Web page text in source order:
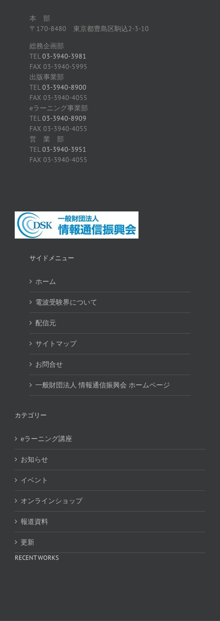
本 部
〒170-8480 東京都豊島区駒込2-3-10
総務企画部
TEL03-3940-3981
FAX 03-3940-5995
出版事業部
TEL03-3940-8900
FAX 03-3940-4055
eラーニング事業部
TEL03-3940-8909
FAX 03-3940-4055
営 業 部
TEL03-3940-3951
FAX 03-3940-4055
サイドメニュー
ホーム
電波受験界について
配信元
サイトマップ
お問合せ
一般財団法人 情報通信振興会 ホームページ
カテゴリー
eラーニング講座
お知らせ
イベント
オンラインショップ
報道資料
更新
RECENT WORKS